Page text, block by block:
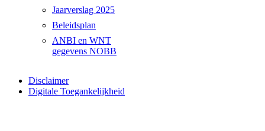
Jaarverslag 2025
Beleidsplan
ANBI en WNT
gegevens NOBB
Disclaimer
Digitale Toegankelijkheid